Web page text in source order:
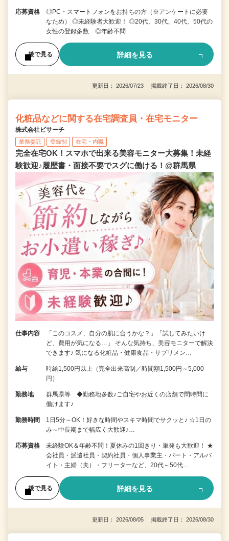
応募資格
◎PC・スマートフォンをお持ちの方（※アンケートに必要
なため） ◎未経験者大歓迎！ ◎20代、30代、40代、50代の
女性の登録多数 ◎年齢不問
後で見る 詳細を見る
更新日： 2026/07/23 掲載終了日： 2026/08/30
化粧品などに関する在宅調査員・在宅モニター
株式会社ビサーチ
業務委託 登録制 在宅・内職
完全在宅OK！スマホで出来る美容モニター大募集！未経
験歓迎♪履歴書・面接不要でスグに働ける！@群馬県
仕事内容
「このコスメ、自分の肌に合うかな？」「試してみたいけ
ど、費用が気になる…」 そんな気持ち、美容モニターで解決
できます♪ 気になる化粧品・健康食品・サプリメン…
給与
時給1,500円以上（完全出来高制／時間額1,500円～5,000
円）
勤務地
群馬県等 ◆勤務地多数♪ご自宅やお近くの店舗で間時間に
働けます♪
勤務時間
1日5分～OK！好きな時間やスキマ時間でサクッと♪ ☆1日の
み～中長期まで幅広く大歓迎♪…
応募資格
未経験OK＆年齢不問！夏休みの1回きり・単発も大歓迎！ ★
会社員・派遣社員・契約社員・個人事業主・パート・アルバ
イト・主婦（夫）・フリーターなど、20代～50代…
後で見る 詳細を見る
更新日： 2026/08/05 掲載終了日： 2026/08/30